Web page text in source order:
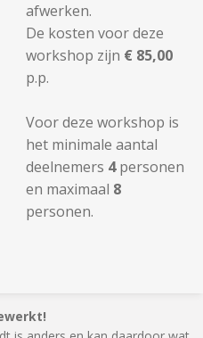
afwerken.
De kosten voor deze
workshop zijn € 85,00
p.p.
Voor deze workshop is
het minimale aantal
deelnemers 4personen
en maximaal 8
personen.